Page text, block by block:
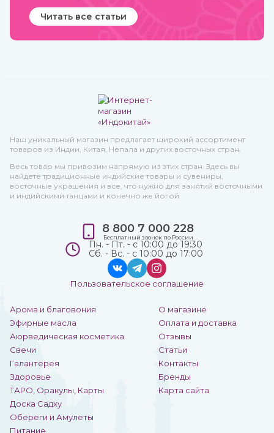
Читать все статьи
Наш уникальный магазин предлагает широкий ассортимент
товаров из Индии, Китая, Непала и других восточных стран.
Весь товар мы привозим напрямую из этих стран. Здесь вы
найдете традиционные индийские товары и сувениры,
восточные украшения и все, что нужно для занятий восточными
и индийскими танцами и конечно же йогой.
Арома и благовония
Эфирные масла
Аюрведическая косметика
Свечи
Галантерея
Здоровье
ТАРО, Оракулы, Карты
Доска Садху
Обереги и Амулеты
Питание
О магазине
Оплата и доставка
Отзывы
Статьи
Контакты
Бренды
Карта сайта
8 800 7 000 228
Бесплатный звонок по России
Пн. - Пт. - с 10:00 до 19:30
Сб. - Вс. - с 10:00 до 17:00
Пользовательское соглашение